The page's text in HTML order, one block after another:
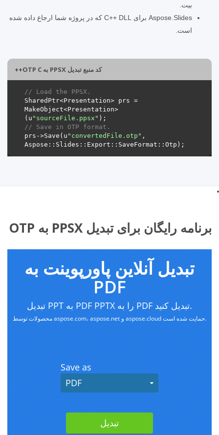
بیت.
Aspose.Slides برای C++ DLL که در پروژه شما ارجاع داده شده
است.
کد منبع تبدیل PPSX به OTP C++
// Load the PPSX.
SharedPtr<Presentation> prs =
MakeObject<Presentation>
(u "sourceFile.ppsx"
// Save in OTP format.
prs->Save(u "convertedFile.otp" ,
برنامه رایگان برای تبدیل PPSX به OTP